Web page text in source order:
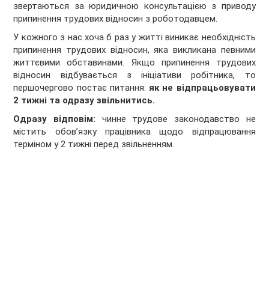
звертаються за юридичною консультацією з приводу
припинення трудових відносин з роботодавцем.
У кожного з нас хоча б раз у житті виникає необхідність
припинення трудових відносин, яка викликана певними
життєвими обставинами. Якщо припинення трудових
відносин відбувається з ініціативи робітника, то
першочергово постає питання: як не відпрацьовувати
2 тижні та одразу звільнитись.
Одразу відповім: чинне трудове законодавство не
містить обов’язку працівника щодо відпрацювання
терміном у 2 тижні перед звільненням.